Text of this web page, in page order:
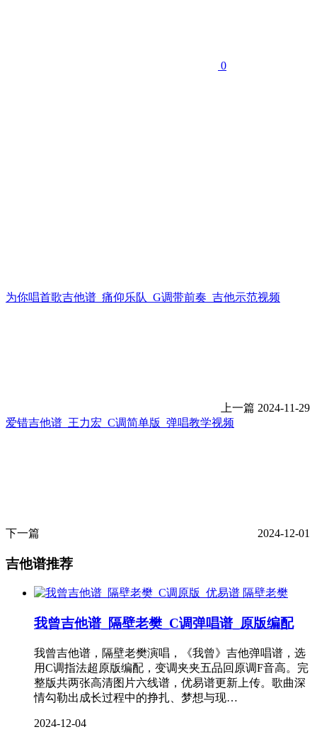
0
为你唱首歌吉他谱_痛仰乐队_G调带前奏_吉他示范视频
上一篇 2024-11-29
爱错吉他谱_王力宏_C调简单版_弹唱教学视频
下一篇 2024-12-01
吉他谱推荐
隔壁老樊
我曾吉他谱_隔壁老樊_C调弹唱谱_原版编配
我曾吉他谱，隔壁老樊演唱，《我曾》吉他弹唱谱，选
用C调指法超原版编配，变调夹夹五品回原调F音高。完
整版共两张高清图片六线谱，优易谱更新上传。歌曲深
情勾勒出成长过程中的挣扎、梦想与现…
2024-12-04